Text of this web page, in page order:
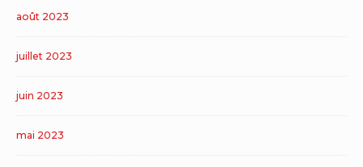
août 2023
juillet 2023
juin 2023
mai 2023